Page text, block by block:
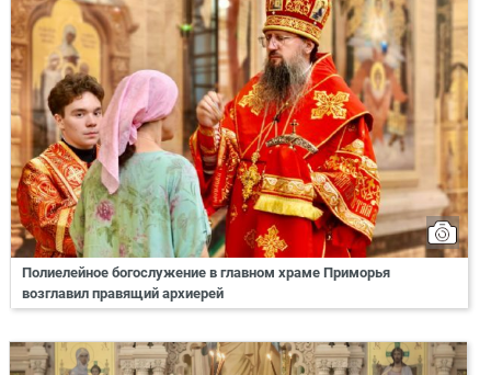
Полиелейное богослужение в главном храме Приморья
возглавил правящий архиерей